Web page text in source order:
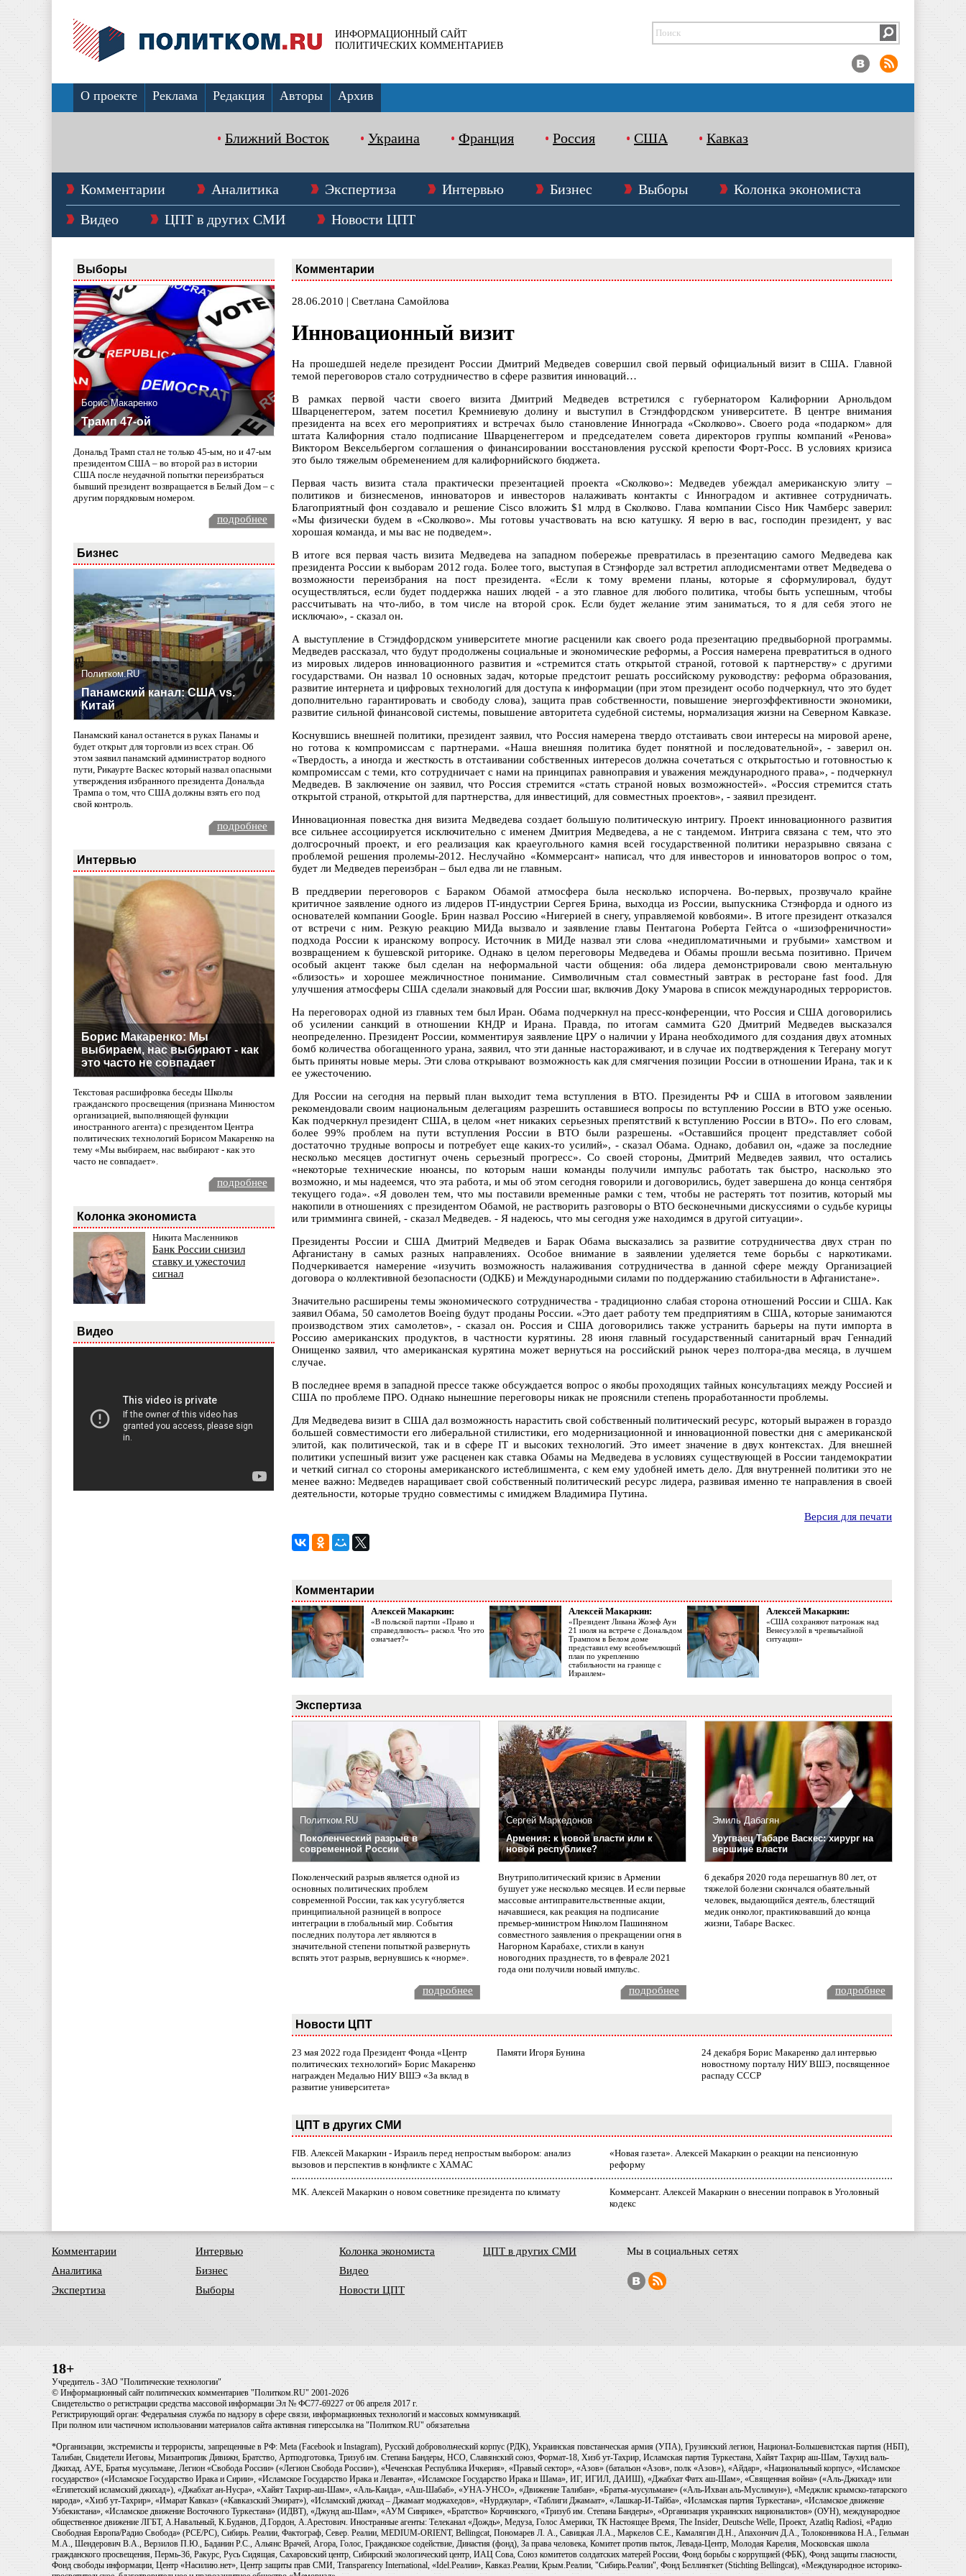
ИНФОРМАЦИОННЫЙ САЙТ
ПОЛИТИЧЕСКИХ КОММЕНТАРИЕВ
О проекте Реклама Редакция Авторы Архив
Ближний Восток Украина Франция Россия США Кавказ
Комментарии Аналитика Экспертиза Интервью Бизнес Выборы
Колонка экономиста
Видео
ЦПТ в других СМИ Новости ЦПТ
Выборы
Борис Макаренко
Трамп 47-ой
Дональд Трамп стал не только 45-ым, но и 47-ым
президентом США – во второй раз в истории
США после неудачной попытки переизбраться
бывший президент возвращается в Белый Дом – с
другим порядковым номером.
подробнее
Бизнес
Политком.RU
Панамский канал: США vs.
Китай
Панамский канал останется в руках Панамы и
будет открыт для торговли из всех стран. Об
этом заявил панамский администратор водного
пути, Рикаурте Васкес который назвал опасными
утверждения избранного президента Дональда
Трампа о том, что США должны взять его под
свой контроль.
подробнее
Интервью
Борис Макаренко: Мы
выбираем, нас выбирают - как
это часто не совпадает
Текстовая расшифровка беседы Школы
гражданского просвещения (признана Минюстом
организацией, выполняющей функции
иностранного агента) с президентом Центра
политических технологий Борисом Макаренко на
тему «Мы выбираем, нас выбирают - как это
часто не совпадает».
подробнее
Колонка экономиста
Никита Масленников
Банк России снизил
ставку и ужесточил
сигнал
Видео
Комментарии
28.06.2010 | Светлана Самойлова
Инновационный визит
На прошедшей неделе президент России Дмитрий Медведев совершил свой первый официальный визит в США. Главной
темой переговоров стало сотрудничество в сфере развития инноваций…
В рамках первой части своего визита Дмитрий Медведев встретился с губернатором Калифорнии Арнольдом
Шварценеггером, затем посетил Кремниевую долину и выступил в Стэндфордском университете. В центре внимания
президента на всех его мероприятиях и встречах было становление Иннограда «Сколково». Своего рода «подарком» для
штата Калифорния стало подписание Шварценеггером и председателем совета директоров группы компаний «Ренова»
Виктором Вексельбергом соглашения о финансировании восстановления русской крепости Форт-Росс. В условиях кризиса
это было тяжелым обременением для калифорнийского бюджета.
Первая часть визита стала практически презентацией проекта «Сколково»: Медведев убеждал американскую элиту –
политиков и бизнесменов, инноваторов и инвесторов налаживать контакты с Инноградом и активнее сотрудничать.
Благоприятный фон создавало и решение Cisco вложить $1 млрд в Сколково. Глава компании Cisco Ник Чамберс заверил:
«Мы физически будем в «Сколково». Мы готовы участвовать на всю катушку. Я верю в вас, господин президент, у вас
хорошая команда, и мы вас не подведем».
В итоге вся первая часть визита Медведева на западном побережье превратилась в презентацию самого Медведева как
президента России к выборам 2012 года. Более того, выступая в Стэнфорде зал встретил аплодисментами ответ Медведева о
возможности переизбрания на пост президента. «Если к тому времени планы, которые я сформулировал, будут
осуществляться, если будет поддержка наших людей - а это главное для любого политика, чтобы быть успешным, чтобы
рассчитывать на что-либо, в том числе на второй срок. Если будет желание этим заниматься, то я для себя этого не
исключаю», - сказал он.
А выступление в Стэндфордском университете многие расценили как своего рода презентацию предвыборной программы.
Медведев рассказал, что будут продолжены социальные и экономические реформы, а Россия намерена превратиться в одного
из мировых лидеров инновационного развития и «стремится стать открытой страной, готовой к партнерству» с другими
государствами. Он назвал 10 основных задач, которые предстоит решать российскому руководству: реформа образования,
развитие интернета и цифровых технологий для доступа к информации (при этом президент особо подчеркнул, что это будет
дополнительно гарантировать и свободу слова), защита прав собственности, повышение энергоэффективности экономики,
развитие сильной финансовой системы, повышение авторитета судебной системы, нормализация жизни на Северном Кавказе.
Коснувшись внешней политики, президент заявил, что Россия намерена твердо отстаивать свои интересы на мировой арене,
но готова к компромиссам с партнерами. «Наша внешняя политика будет понятной и последовательной», - заверил он.
«Твердость, а иногда и жесткость в отстаивании собственных интересов должна сочетаться с открытостью и готовностью к
компромиссам с теми, кто сотрудничает с нами на принципах равноправия и уважения международного права», - подчеркнул
Медведев. В заключение он заявил, что Россия стремится «стать страной новых возможностей». «Россия стремится стать
открытой страной, открытой для партнерства, для инвестиций, для совместных проектов», - заявил президент.
Инновационная повестка дня визита Медведева создает большую политическую интригу. Проект инновационного развития
все сильнее ассоциируется исключительно с именем Дмитрия Медведева, а не с тандемом. Интрига связана с тем, что это
долгосрочный проект, и его реализация как краеугольного камня всей государственной политики неразрывно связана с
проблемой решения пролемы-2012. Неслучайно «Коммерсант» написал, что для инвесторов и инноваторов вопрос о том,
будет ли Медведев переизбран – был едва ли не главным.
В преддверии переговоров с Бараком Обамой атмосфера была несколько испорчена. Во-первых, прозвучало крайне
критичное заявление одного из лидеров IT-индустрии Сергея Брина, выходца из России, выпускника Стэнфорда и одного из
основателей компании Google. Брин назвал Россию «Нигерией в снегу, управляемой ковбоями». В итоге президент отказался
от встречи с ним. Резкую реакцию МИДа вызвало и заявление главы Пентагона Роберта Гейтса о «шизофреничности»
подхода России к иранскому вопросу. Источник в МИДе назвал эти слова «недипломатичными и грубыми» хамством и
возвращением к бушевской риторике. Однако в целом переговоры Медведева и Обамы прошли весьма позитивно. Причем
особый акцент также был сделан на неформальной части общения: оба лидера демонстрировали свою ментальную
«близость» и хорошее межличностное понимание. Символичным стал совместный завтрак в ресторане fast food. Для
улучшения атмосферы США сделали знаковый для России шаг, включив Доку Умарова в список международных террористов.
На переговорах одной из главных тем был Иран. Обама подчеркнул на пресс-конференции, что Россия и США договорились
об усилении санкций в отношении КНДР и Ирана. Правда, по итогам саммита G20 Дмитрий Медведев высказался
неопределенно. Президент России, комментируя заявление ЦРУ о наличии у Ирана необходимого для создания двух атомных
бомб количества обогащенного урана, заявил, что эти данные настораживают, и в случае их подтверждения к Тегерану могут
быть приняты новые меры. Эти слова открывают возможность как для смягчения позиции России в отношении Ирана, так и к
ее ужесточению.
Для России на сегодня на первый план выходит тема вступления в ВТО. Президенты РФ и США в итоговом заявлении
рекомендовали своим национальным делегациям разрешить оставшиеся вопросы по вступлению России в ВТО уже осенью.
Как подчеркнул президент США, в целом «нет никаких серьезных препятствий к вступлению России в ВТО». По его словам,
более 99% проблем на пути вступления России в ВТО были разрешены. «Оставшийся процент представляет собой
достаточно трудные вопросы и потребует еще каких-то усилий», - сказал Обама. Однако, добавил он, «даже за последние
несколько месяцев достигнут очень серьезный прогресс». Со своей стороны, Дмитрий Медведев заявил, что остались
«некоторые технические нюансы, по которым наши команды получили импульс работать так быстро, насколько это
возможно, и мы надеемся, что эта работа, и мы об этом сегодня говорили и договорились, будет завершена до конца сентября
текущего года». «Я доволен тем, что мы поставили временные рамки с тем, чтобы не растерять тот позитив, который мы
накопили в отношениях с президентом Обамой, не растворить разговоры о ВТО бесконечными дискуссиями о судьбе курицы
или тримминга свиней, - сказал Медведев. - Я надеюсь, что мы сегодня уже находимся в другой ситуации».
Президенты России и США Дмитрий Медведев и Барак Обама высказались за развитие сотрудничества двух стран по
Афганистану в самых разных направлениях. Особое внимание в заявлении уделяется теме борьбы с наркотиками.
Подчеркивается намерение «изучить возможность налаживания сотрудничества в данной сфере между Организацией
договора о коллективной безопасности (ОДКБ) и Международными силами по поддержанию стабильности в Афганистане».
Значительно расширены темы экономического сотрудничества - традиционно слабая сторона отношений России и США. Как
заявил Обама, 50 самолетов Boeing будут проданы России. «Это дает работу тем предприятиям в США, которые занимаются
производством этих самолетов», - сказал он. Россия и США договорились также устранить барьеры на пути импорта в
Россию американских продуктов, в частности курятины. 28 июня главный государственный санитарный врач Геннадий
Онищенко заявил, что американская курятина может вернуться на российский рынок через полтора-два месяца, в лучшем
случае.
В последнее время в западной прессе также обсуждается вопрос о якобы проходящих тайных консультациях между Россией и
США по проблеме ПРО. Однако нынешние переговоры никак не прояснили степень проработанности проблемы.
Для Медведева визит в США дал возможность нарастить свой собственный политический ресурс, который выражен в гораздо
большей совместимости его либеральной стилистики, его модернизационной и инновационной повестки дня с американской
элитой, как политической, так и в сфере IT и высоких технологий. Это имеет значение в двух контекстах. Для внешней
политики успешный визит уже расценен как ставка Обамы на Медведева в условиях существующей в России тандемократии
и четкий сигнал со стороны американского истеблишмента, с кем ему удобней иметь дело. Для внутренней политики это не
менее важно: Медведев наращивает свой собственный политический ресурс лидера, развивая именно те направления в своей
деятельности, которые трудно совместимы с имиджем Владимира Путина.
Версия для печати
Комментарии
Алексей Макаркин:
«В польской партии «Право и
справедливость» раскол. Что это
означает?»
Алексей Макаркин:
«Президент Ливана Жозеф Аун
21 июля на встрече с Дональдом
Трампом в Белом доме
представил ему всеобъемлющий
план по укреплению
стабильности на границе с
Израилем»
Алексей Макаркин:
«США сохраняют патронаж над
Венесуэлой в чрезвычайной
ситуации»
Экспертиза
Политком.RU
Поколенческий разрыв в
современной России
Поколенческий разрыв является одной из
основных политических проблем
современной России, так как усугубляется
принципиальной разницей в вопросе
интеграции в глобальный мир. События
последних полутора лет являются в
значительной степени попыткой развернуть
вспять этот разрыв, вернувшись к «норме».
Сергей Маркедонов
Армения: к новой власти или к
новой республике?
Внутриполитический кризис в Армении
бушует уже несколько месяцев. И если первые
массовые антиправительственные акции,
начавшиеся, как реакция на подписание
премьер-министром Николом Пашиняном
совместного заявления о прекращении огня в
Нагорном Карабахе, стихли в канун
новогодних празднеств, то в феврале 2021
года они получили новый импульс.
Эмиль Дабагян
Уругваец Табаре Васкес: хирург на
вершине власти
6 декабря 2020 года перешагнув 80 лет, от
тяжелой болезни скончался обаятельный
человек, выдающийся деятель, блестящий
медик онколог, практиковавший до конца
жизни, Табаре Васкес.
подробнее подробнее подробнее
Новости ЦПТ
23 мая 2022 года Президент Фонда «Центр
политических технологий» Борис Макаренко
награжден Медалью НИУ ВШЭ «За вклад в
развитие университета»
Памяти Игоря Бунина
24 декабря Борис Макаренко дал интервью
новостному порталу НИУ ВШЭ, посвященное
распаду СССР
ЦПТ в других СМИ
FIB. Алексей Макаркин - Израиль перед непростым выбором: анализ
вызовов и перспектив в конфликте с ХАМАС
«Новая газета». Алексей Макаркин о реакции на пенсионную
реформу
МК. Алексей Макаркин о новом советнике президента по климату
Коммерсант. Алексей Макаркин о внесении поправок в Уголовный
кодекс
Комментарии
Аналитика
Экспертиза
Интервью
Бизнес
Выборы
Колонка экономиста
Видео
Новости ЦПТ
ЦПТ в других СМИ Мы в социальных сетях
18+
Учредитель - ЗАО "Политические технологии"
© Информационный сайт политических комментариев "Политком.RU" 2001-2026
Свидетельство о регистрации средства массовой информации Эл № ФС77-69227 от 06 апреля 2017 г.
Регистрирующий орган: Федеральная служба по надзору в сфере связи, информационных технологий и массовых коммуникаций.
При полном или частичном использовании материалов сайта активная гиперссылка на "Политком.RU" обязательна
*Организации, экстремисты и террористы, запрещенные в РФ: Meta (Facebook и Instagram), Русский добровольческий корпус (РДК), Украинская повстанческая армия (УПА), Грузинский легион, Национал-Большевистская партия (НБП),
Талибан, Свидетели Иеговы, Мизантропик Дивижн, Братство, Артподготовка, Тризуб им. Степана Бандеры, НСО, Славянский союз, Формат-18, Хизб ут-Тахрир, Исламская партия Туркестана, Хайят Тахрир аш-Шам, Таухид валь-
Джихад, АУЕ, Братья мусульмане, Легион «Свобода России» («Легион Свобода России»), «Чеченская Республика Ичкерия», «Правый сектор», «Азов» (батальон «Азов», полк «Азов»), «Айдар», «Национальный корпус», «Исламское
государство» («Исламское Государство Ирака и Сирии», «Исламское Государство Ирака и Леванта», «Исламское Государство Ирака и Шама», ИГ, ИГИЛ, ДАИШ), «Джабхат Фатх аш-Шам», «Священная война» («Аль-Джихад» или
«Египетский исламский джихад»), «Джабхат ан-Нусра», «Хайят Тахрир-аш-Шам», «Аль-Каида», «Аш-Шабаб», «УНА-УНСО», «Движение Талибан», «Братья-мусульмане» («Аль-Ихван аль-Муслимун»), «Меджлис крымско-татарского
народа», «Хизб ут-Тахрир», «Имарат Кавказ» («Кавказский Эмират»), «Исламский джихад – Джамаат моджахедов», «Нурджулар», «Таблиги Джамаат», «Лашкар-И-Тайба», «Исламская партия Туркестана», «Исламское движение
Узбекистана», «Исламское движение Восточного Туркестана» (ИДВТ), «Джунд аш-Шам», «АУМ Синрике», «Братство» Корчинского, «Тризуб им. Степана Бандеры», «Организация украинских националистов» (ОУН), международное
общественное движение ЛГБТ, А.Навальный, К.Буданов, Д.Гордон, А.Арестович. Иностранные агенты: Телеканал «Дождь», Медуза, Голос Америки, ТК Настоящее Время, The Insider, Deutsche Welle, Проект, Azatliq Radiosi, «Радио
Свободная Европа/Радио Свобода» (PCE/PC), Сибирь. Реалии, Фактограф, Север. Реалии, MEDIUM-ORIENT, Bellingcat, Пономарев Л. А., Савицкая Л.А., Маркелов С.Е., Камалягин Д.Н., Апахончич Д.А., Толоконникова Н.А., Гельман
М.А., Шендерович В.А., Верзилов П.Ю., Баданин Р.С., Альянс Врачей, Агора, Голос, Гражданское содействие, Династия (фонд), За права человека, Комитет против пыток, Левада-Центр, Молодая Карелия, Московская школа
гражданского просвещения, Пермь-36, Ракурс, Русь Сидящая, Сахаровский центр, Сибирский экологический центр, ИАЦ Сова, Союз комитетов солдатских матерей России, Фонд борьбы с коррупцией (ФБК), Фонд защиты гласности,
Фонд свободы информации, Центр «Насилию.нет», Центр защиты прав СМИ, Transparency International, «Idel.Реалии», Кавказ.Реалии, Крым.Реалии, "Сибирь.Реалии", Фонд Беллингкет (Stichting Bellingcat), «Международное историко-